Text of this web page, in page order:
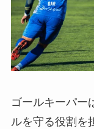
ゴールキーパー
ルを守る役割を